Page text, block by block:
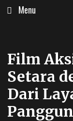
SkipMenu
Film
Setara
Dari